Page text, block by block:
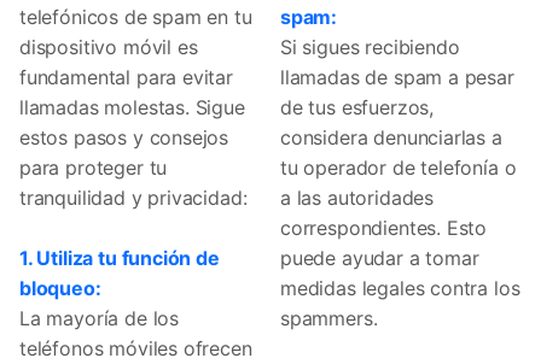
telefónicos de spam en tu
dispositivo móvil es
fundamental para evitar
llamadas molestas. Sigue
estos pasos y consejos
para proteger tu
tranquilidad y privacidad:
1. Utiliza tu función de
bloqueo:
La mayoría de los
teléfonos móviles ofrecen
spam:
Si sigues recibiendo
llamadas de spam a pesar
de tus esfuerzos,
considera denunciarlas a
tu operador de telefonía o
a las autoridades
correspondientes. Esto
puede ayudar a tomar
medidas legales contra los
spammers.